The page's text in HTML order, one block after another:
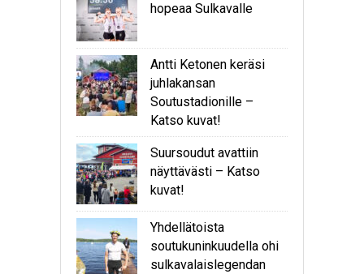
hopeaa Sulkavalle
Antti Ketonen keräsi
juhlakansan
Soutustadionille –
Katso kuvat!
Suursoudut avattiin
näyttävästi – Katso
kuvat!
Yhdellätoista
soutukuninkuudella ohi
sulkavalaislegendan